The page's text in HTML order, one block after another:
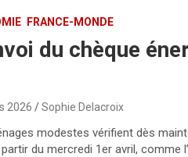
FRANCE-MONDE
du chèque
2026 Sophie Delacroix
modestes vérifient dès
du mercredi 1er avril, comme